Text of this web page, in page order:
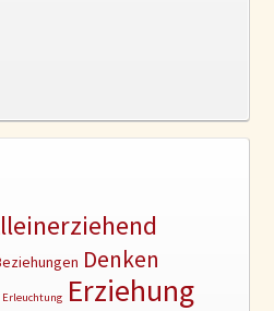
Denken
Erleuchtung Erziehung